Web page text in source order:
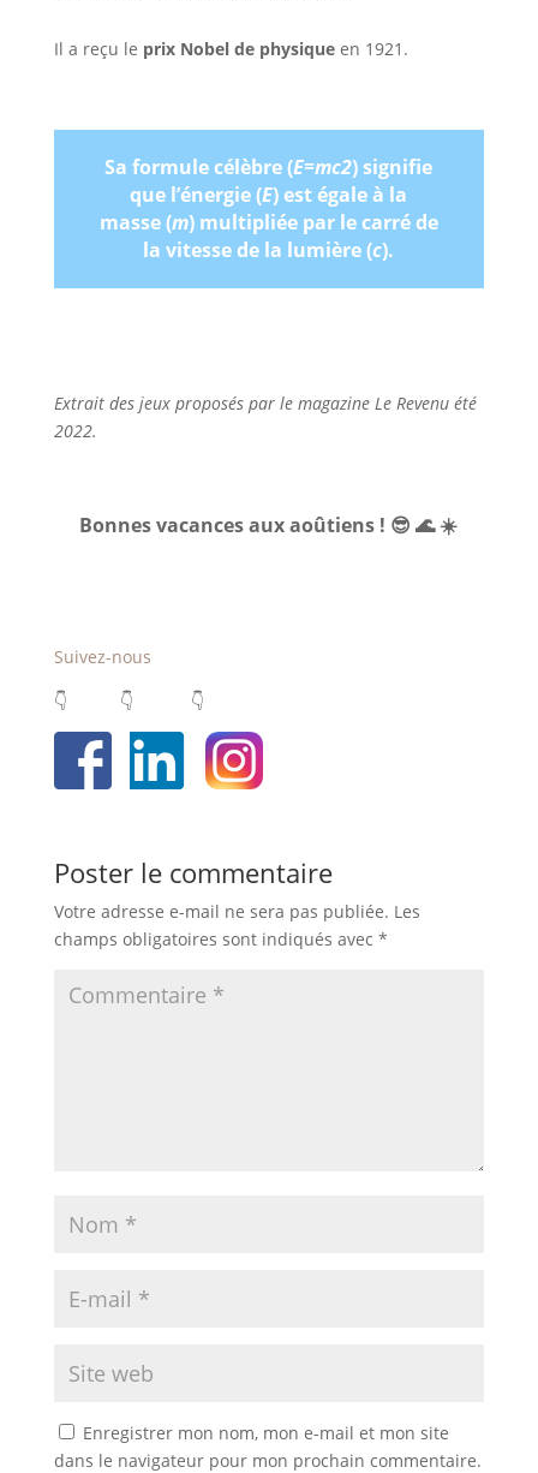
Il a reçu le prix Nobel de physiqueen 1921.
Sa formule célèbre (E=mc2) signifie
que l’énergie (E) est égale à la
masse (m) multipliée par le carré de
la vitesse de la lumière (c).
Extrait des jeux proposés par le magazine Le Revenu été
2022.
Bonnes vacances aux aoûtiens ! 😎 🌊 ☀️
Suivez-nous
👇 👇 👇
Poster le commentaire
Votre adresse e-mail ne sera pas publiée. Les
champs obligatoires sont indiqués avec *
Enregistrer mon nom, mon e-mail et mon site
dans le navigateur pour mon prochain commentaire.